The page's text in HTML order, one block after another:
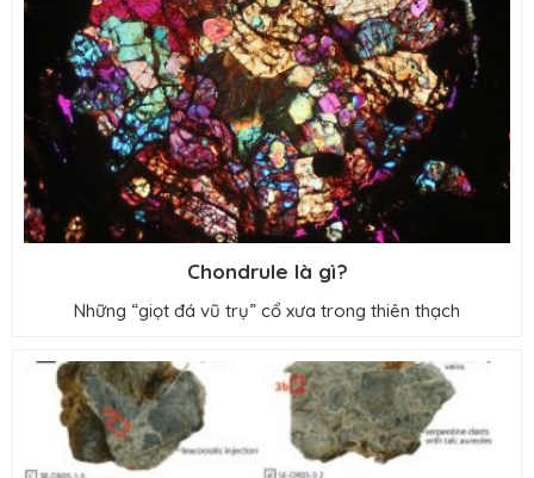
Chondrule là gì?
Những “giọt đá vũ trụ” cổ xưa trong thiên thạch